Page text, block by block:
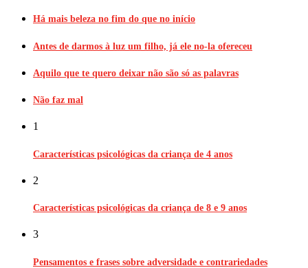
Há mais beleza no fim do que no início
Antes de darmos à luz um filho, já ele no-la ofereceu
Aquilo que te quero deixar não são só as palavras
Não faz mal
1
Características psicológicas da criança de 4 anos
2
Características psicológicas da criança de 8 e 9 anos
3
Pensamentos e frases sobre adversidade e contrariedades